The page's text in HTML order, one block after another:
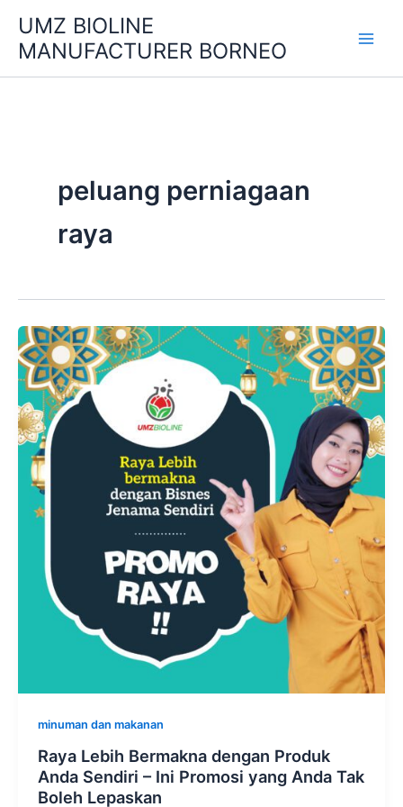
content
UMZ BIOLINE
MANUFACTURER BORNEO
peluang perniagaan
raya
minuman dan makanan
Raya Lebih Bermakna dengan Produk
Anda Sendiri – Ini Promosi yang Anda Tak
Boleh Lepaskan